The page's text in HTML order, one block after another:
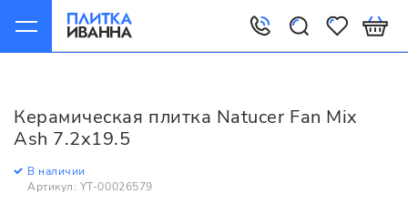
Керамическая плитка Natucer Fan Mix
Ash 7.2x19.5
В наличии
Артикул: YT-00026579